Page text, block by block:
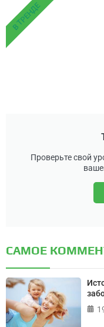
Проверьте свой
В ТРЕНДЕ
САМОЕ